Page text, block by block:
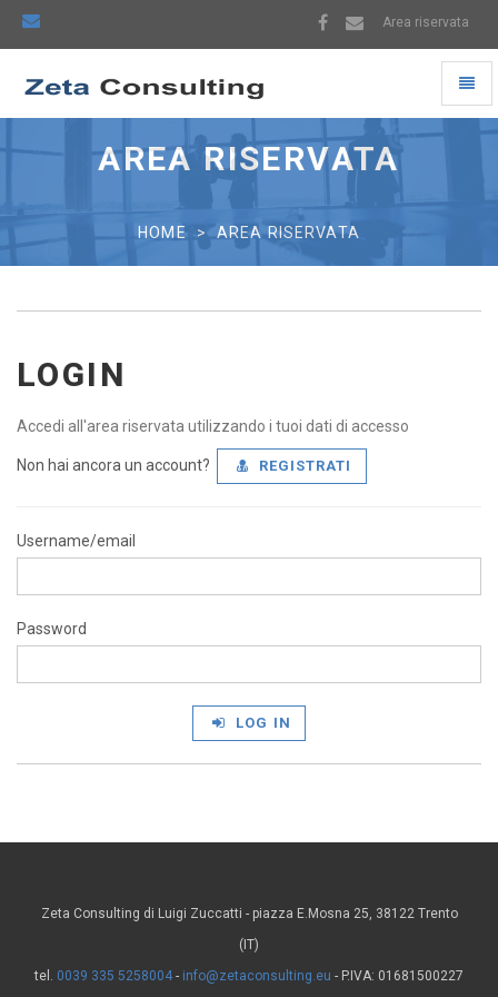
Area riservata
-
AREA RISERVATA
HOME AREA RISERVATA
LOGIN
Accedi all'area riservata utilizzando i tuoi dati di accesso
Non hai ancora un account? REGISTRATI
Username/email
Password
LOG IN
Zeta Consulting di Luigi Zuccatti - piazza E.Mosna 25, 38122 Trento
(IT)
tel. 0039 335 5258004 - info@zetaconsulting.eu - P.IVA: 01681500227